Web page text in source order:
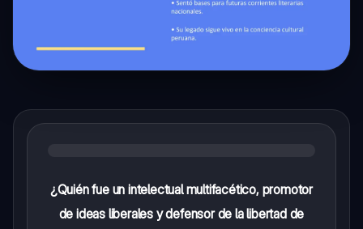
¿Quién fue un intelectual multifacético, promotor
de ideas liberales y defensor de la libertad de